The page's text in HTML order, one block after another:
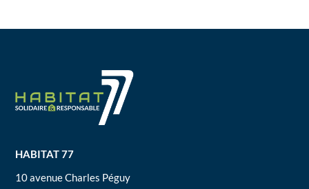
HABITAT 77
10 avenue Charles Péguy